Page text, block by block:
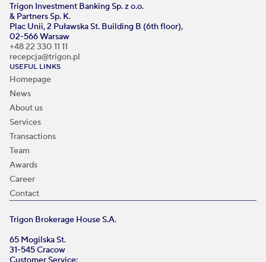
Trigon Investment Banking Sp. z o.o.
& Partners Sp. K.
Plac Unii, 2 Puławska St. Building B (6th floor),
02-566 Warsaw
+48 22 330 11 11
recepcja@trigon.pl
USEFUL LINKS
Homepage
News
About us
Services
Transactions
Team
Awards
Career
Contact
Trigon Brokerage House S.A.
65 Mogilska St.
31-545 Cracow